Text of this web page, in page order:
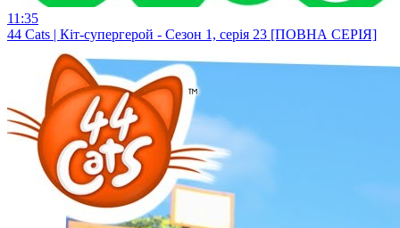
11:35
44 Cats | Кіт-супергерой - Сезон 1, серія 23 [ПОВНА СЕРІЯ]